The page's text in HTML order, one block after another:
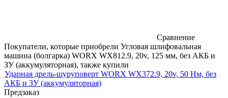
Сравнение
Покупатели, которые приобрели Угловая шлифовальная
машина (болгарка) WORX WX812.9, 20v, 125 мм, без АКБ и
ЗУ (аккумуляторная), также купили
Ударная дрель-шуруповерт WORX WX372.9, 20v, 50 Нм, без
АКБ и ЗУ (аккумуляторная)
Предзаказ